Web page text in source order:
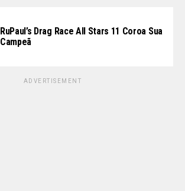
RuPaul’s Drag Race All Stars 11 Coroa Sua
Campeã
ADVERTISEMENT